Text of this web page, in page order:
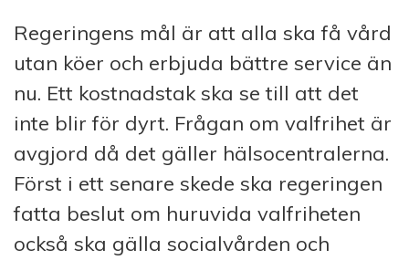
Regeringens mål är att alla ska få vård
utan köer och erbjuda bättre service än
nu. Ett kostnadstak ska se till att det
inte blir för dyrt. Frågan om valfrihet är
avgjord då det gäller hälsocentralerna.
Först i ett senare skede ska regeringen
fatta beslut om huruvida valfriheten
också ska gälla socialvården och